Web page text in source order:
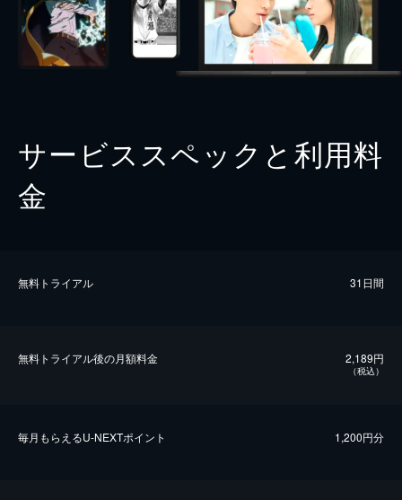
サービススペックと利用料
金
無料トライアル 31日間
無料トライアル後の⽉額料金 2,189円
（税込）
毎⽉もらえるU-NEXTポイント 1,200円分